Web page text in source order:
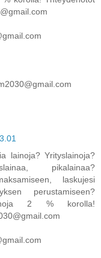
​​lainoja? Yrityslainoja?
pikalainaa?
laskujesi
perustamiseen?
2 % korolla!